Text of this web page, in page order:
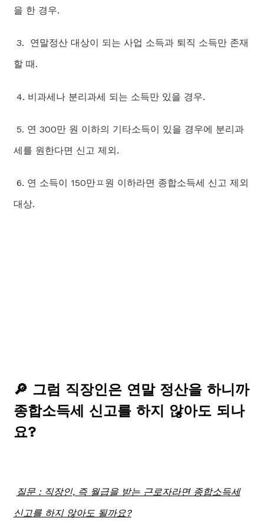
을 한 경우.
3. 연말정산 대상이 되는 사업 소득과 퇴직 소득만 존재
할 때.
4. 비과세나 분리과세 되는 소득만 있을 경우.
5. 연 300만 원 이하의 기타소득이 있을 경우에 분리과
세를 원한다면 신고 제외.
6. 연 소득이 150만ㅍ원 이하라면 종합소득세 신고 제외
대상.
🔎 그럼 직장인은 연말 정산을 하니까
종합소득세 신고를 하지 않아도 되나
요?
질문 : 직장인, 즉 월급을 받는 근로자라면 종합소득세
신고를 하지 않아도 될까요?